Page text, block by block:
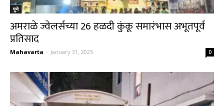
पुणे
अमराळे ज्वेलर्सच्या 26 हळदी कुंकू समारंभास अभूतपूर्व
प्रतिसाद
Mahavarta - January 31, 2025 0